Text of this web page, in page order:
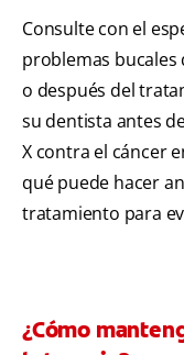
Consulte con el
problemas
o después del
su dentista antes
X contra el cáncer
qué puede hacer
tratamiento para
¿Cómo